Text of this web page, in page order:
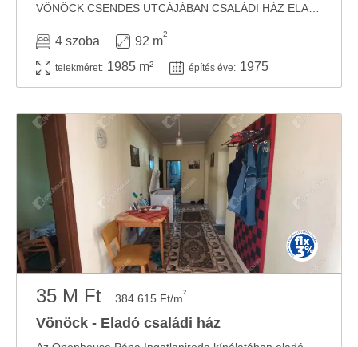
4 szoba 92 m
2
telekméret: 1985 m² építés éve: 1975
35 M Ft 384 615 Ft/m2
Vönöck - Eladó családi ház